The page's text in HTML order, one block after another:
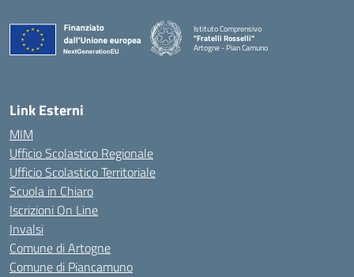
Istituto Comprensivo
"Fratelli Rosselli"
Artogne - Pian Camuno
— Visita la pagina iniziale della scuola
Link Esterni
MIM
Ufficio Scolastico Regionale
Ufficio Scolastico Territoriale
Scuola in Chiaro
Iscrizioni On Line
Invalsi
Comune di Artogne
Comune di Piancamuno